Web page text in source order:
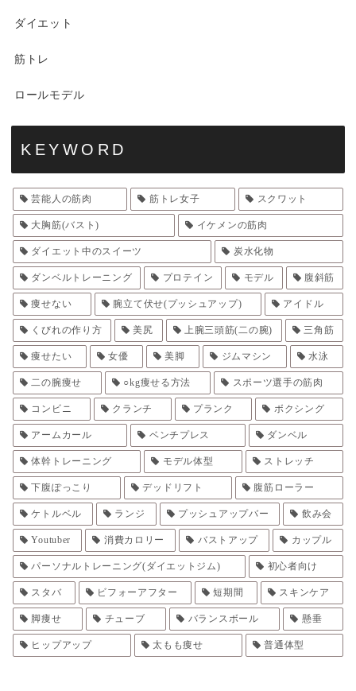
ダイエット
筋トレ
ロールモデル
KEYWORD
芸能人の筋肉 筋トレ女子 スクワット
大胸筋(バスト) イケメンの筋肉
ダイエット中のスイーツ 炭水化物
ダンベルトレーニング プロテイン モデル 腹斜筋
痩せない 腕立て伏せ(プッシュアップ) アイドル
くびれの作り方 美尻 上腕三頭筋(二の腕) 三角筋
痩せたい 女優 美脚 ジムマシン 水泳
二の腕痩せ ○kg痩せる方法 スポーツ選手の筋肉
コンビニ クランチ プランク ボクシング
アームカール ベンチプレス ダンベル
体幹トレーニング モデル体型 ストレッチ
下腹ぽっこり デッドリフト 腹筋ローラー
ケトルベル ランジ プッシュアップバー 飲み会
Youtuber 消費カロリー バストアップ カップル
パーソナルトレーニング(ダイエットジム) 初心者向け
スタバ ビフォーアフター 短期間 スキンケア
脚痩せ チューブ バランスボール 懸垂
ヒップアップ 太もも痩せ 普通体型